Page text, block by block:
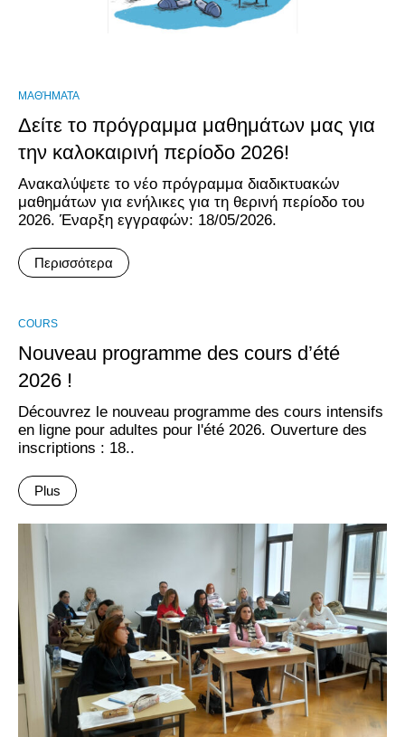
ΜΑΘΉΜΑΤΑ
Δείτε το πρόγραμμα μαθημάτων μας για
την καλοκαιρινή περίοδο 2026!
Aνακαλύψετε το νέο πρόγραμμα διαδικτυακών
μαθημάτων για ενήλικες για τη θερινή περίοδο του
2026. Έναρξη εγγραφών: 18/05/2026.
Περισσότερα
COURS
Nouveau programme des cours d’été
2026 !
Découvrez le nouveau programme des cours intensifs
en ligne pour adultes pour l'été 2026. Ouverture des
inscriptions : 18..
Plus